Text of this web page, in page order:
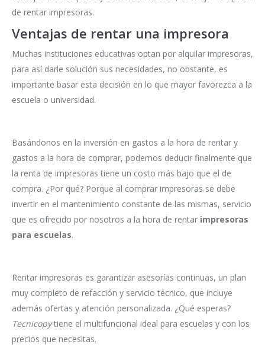
de rentar impresoras.
Ventajas de rentar una impresora
Muchas instituciones educativas optan por alquilar impresoras,
para así darle solución sus necesidades, no obstante, es
importante basar esta decisión en lo que mayor favorezca a la
escuela o universidad.
Basándonos en la inversión en gastos a la hora de rentar y
gastos a la hora de comprar, podemos deducir finalmente que
la renta de impresoras tiene un costo más bajo que el de
compra. ¿Por qué? Porque al comprar impresoras se debe
invertir en el mantenimiento constante de las mismas, servicio
que es ofrecido por nosotros a la hora de rentar impresoras
para escuelas.
Rentar impresoras es garantizar asesorías continuas, un plan
muy completo de refacción y servicio técnico, que incluye
además ofertas y atención personalizada. ¿Qué esperas?
Tecnicopytiene el multifuncional ideal para escuelas y con los
precios que necesitas.